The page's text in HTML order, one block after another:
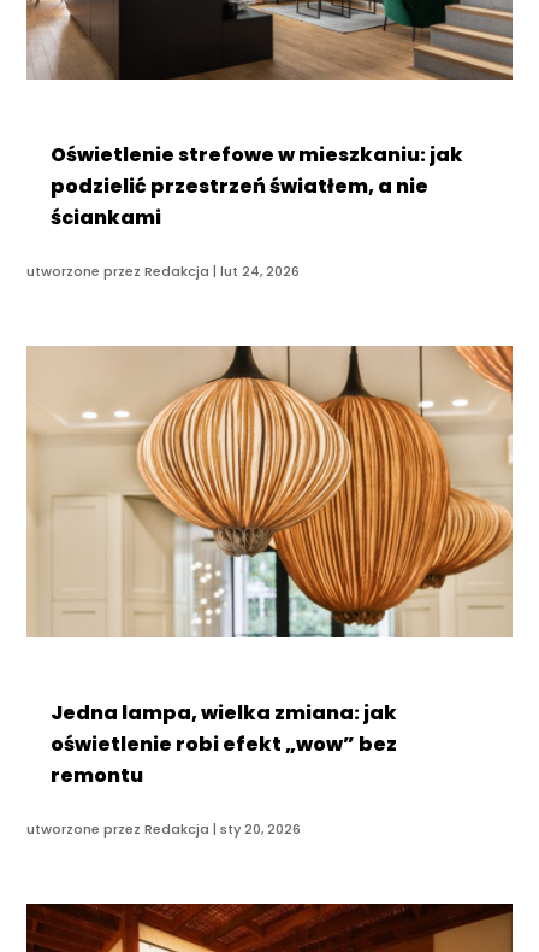
Oświetlenie strefowe w mieszkaniu: jak
podzielić przestrzeń światłem, a nie
ściankami
utworzone przezRedakcja |lut 24, 2026
Jedna lampa, wielka zmiana: jak
oświetlenie robi efekt „wow” bez
remontu
utworzone przezRedakcja |sty 20, 2026